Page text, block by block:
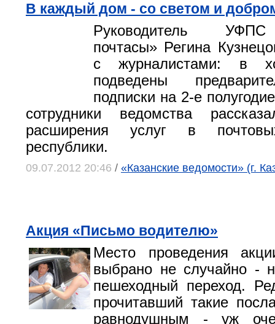
В каждый дом - со светом и
Руководитель УФПС
почтасы» Регина
с журналистами: в
подведены
подписки на 2-е
сотрудники ведомства
расширения услуг в
республики.
09.07.2012 20:46 / «Казанские ведомости» (г.
Акция «Письмо водителю»
Место проведения
выбрано не случайно -
пешеходный переход.
прочитавший такие
равнодушным - уж